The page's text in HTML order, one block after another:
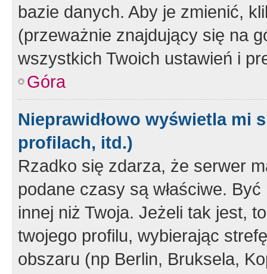
bazie danych. Aby je zmienić,
(przeważnie znajdujący się na
wszystkich Twoich ustawień i
Góra
Nieprawidłowo wyświetla mi
profilach, itd.)
Rzadko się zdarza, że serwer
podane czasy są właściwe.
innej niż Twoja. Jeżeli tak jest,
twojego profilu, wybierając
obszaru (np Berlin, Bruksela,